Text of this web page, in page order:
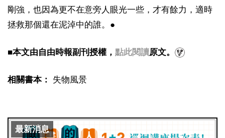
剛強，也因為更不在意旁人眼光一些，才有餘力，適時
拯救那個還在泥淖中的誰。●
■本文由自由時報副刊授權， 點此閱讀原文。
相關書本： 失物風景
最新消息